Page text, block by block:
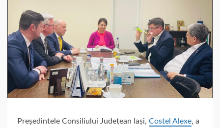
Președintele Consiliului Județean Iași, Costel Alexe, a